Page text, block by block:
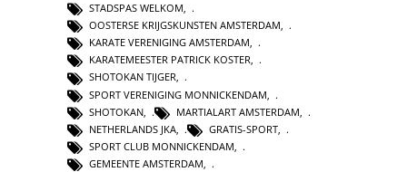
STADSPAS WELKOM,
OOSTERSE KRIJGSKUNSTEN AMSTERDAM,
KARATE VERENIGING AMSTERDAM,
KARATEMEESTER PATRICK KOSTER,
SHOTOKAN TIJGER,
SPORT VERENIGING MONNICKENDAM
SHOTOKAN
MARTIALART AMSTERDAM
NETHERLANDS JKA
GRATIS-SPORT
SPORT CLUB MONNICKENDAM
GEMEENTE AMSTERDAM